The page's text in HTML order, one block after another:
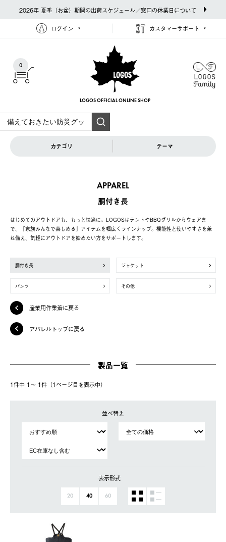
2026年 夏季（お盆）期間の出荷スケジュール／窓口の休業日について
ログイン カスタマーサポート
0
LOGOS OFFICIAL ONLINE SHOP
カテゴリ テーマ
APPAREL
胴付き長
はじめてのアウトドアも、もっと快適に。LOGOSはテントやBBQグリルからウェアま
で、「家族みんなで楽しめる」アイテムを幅広くラインナップ。機能性と使いやすさを兼
ね備え、気軽にアウトドアを始めたい方をサポートします。
胴付き長 ジャケット
パンツ その他
産業用作業着に戻る
アパレルトップに戻る
製品一覧
1件中 1〜 1件（1ページ⽬を表⽰中）
並べ替え
表示形式
20 40 60